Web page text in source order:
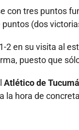
con tres puntos
(dos
2 en su visita al
puesto que
Atlético de
la hora de